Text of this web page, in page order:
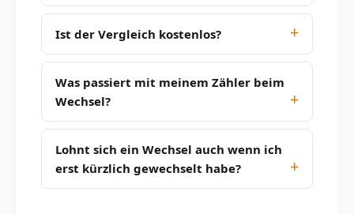
Ist der Vergleich kostenlos?
Was passiert mit meinem Zähler beim
Wechsel?
Lohnt sich ein Wechsel auch wenn ich
erst kürzlich gewechselt habe?